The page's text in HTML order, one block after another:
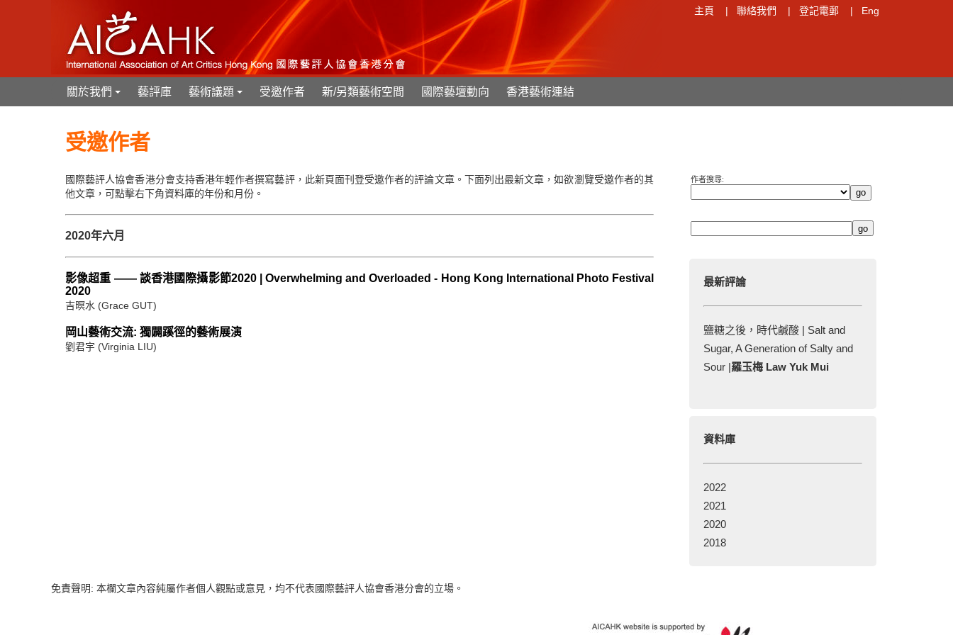
主頁 | 聯絡我們 | 登記電郵 | Eng
+
關於我們 藝評庫
+
藝術議題 受邀作者 新/另類藝術空間 國際藝壇動向 香港藝術連結
受邀作者
國際藝評人協會香港分會支持香港年輕作者撰寫藝評，此新頁面刊登受邀作者的評論文章。下面列出最新文章，如欲瀏覽受邀作者的其
他文章，可點擊右下角資料庫的年份和月份。
2020年六月
影像超重 —— 談香港國際攝影節2020 | Overwhelming and Overloaded - Hong Kong International Photo Festival
2020
吉暝水 (Grace GUT)
岡山藝術交流: 獨闢蹊徑的藝術展演
劉君宇 (Virginia LIU)
作者搜尋:
最新評論
鹽糖之後，時代鹹酸 | Salt and
Sugar, A Generation of Salty and
Sour |羅玉梅 Law Yuk Mui
資料庫
2022
2021
2020
2018
免責聲明: 本欄文章內容純屬作者個人觀點或意見，均不代表國際藝評人協會香港分會的立場。